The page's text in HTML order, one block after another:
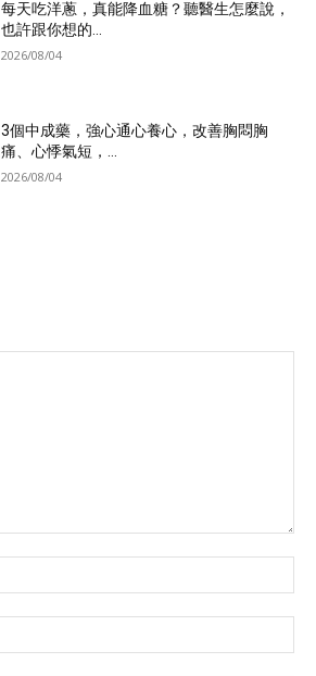
每天吃洋蔥，真能降血糖？聽醫生怎麼說，
也許跟你想的...
2026/08/04
3個中成藥，強心通心養心，改善胸悶胸
痛、心悸氣短，...
2026/08/04